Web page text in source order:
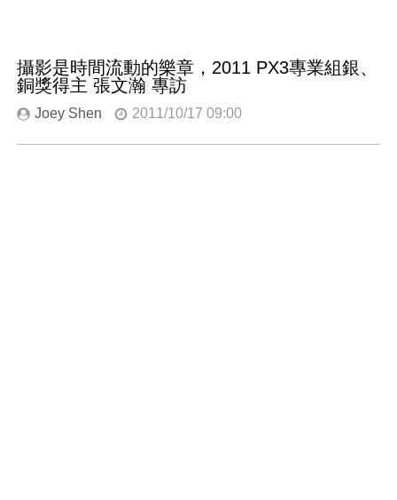
攝影是時間流動的樂章，2011 PX3專業組銀、
銅獎得主 張文瀚 專訪
Joey Shen 2011/10/17 09:00